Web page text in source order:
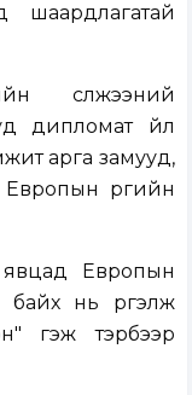
шаардлагатай
сүлжээний
дипломат үйл
арга замууд,
Европын үүргийн
Европын
байх нь үргэлж
гэж тэрбээр